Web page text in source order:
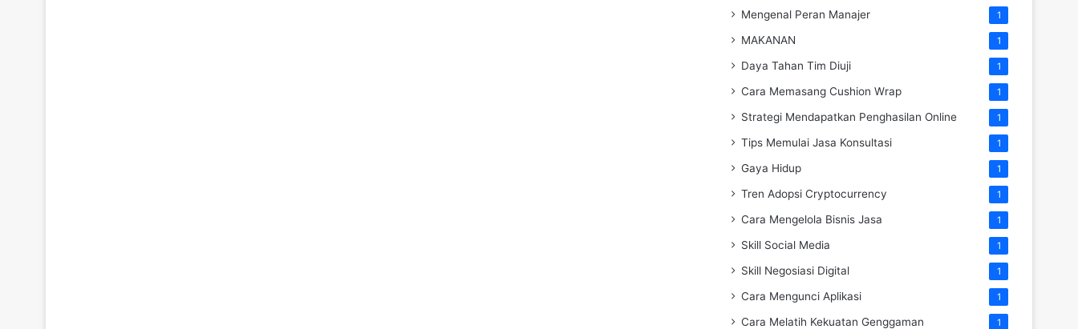
Mengenal Peran Manajer 1
MAKANAN 1
Daya Tahan Tim Diuji 1
Cara Memasang Cushion Wrap 1
Strategi Mendapatkan Penghasilan Online 1
Tips Memulai Jasa Konsultasi 1
Gaya Hidup 1
Tren Adopsi Cryptocurrency 1
Cara Mengelola Bisnis Jasa 1
Skill Social Media 1
Skill Negosiasi Digital 1
Cara Mengunci Aplikasi 1
Cara Melatih Kekuatan Genggaman 1